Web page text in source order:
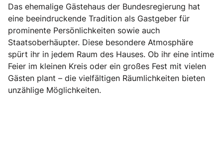
Das ehemalige Gästehaus der Bundesregierung hat
eine beeindruckende Tradition als Gastgeber für
prominente Persönlichkeiten sowie auch
Staatsoberhäupter. Diese besondere Atmosphäre
spürt ihr in jedem Raum des Hauses. Ob ihr eine intime
Feier im kleinen Kreis oder ein großes Fest mit vielen
Gästen plant – die vielfältigen Räumlichkeiten bieten
unzählige Möglichkeiten.